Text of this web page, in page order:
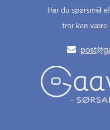
Har du spørsmål
tror kan være